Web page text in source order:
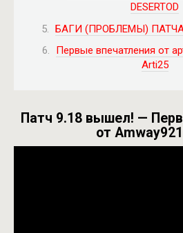
DESERTOD
БАГИ (ПРОБЛЕМЫ) ПАТЧА
Первые впечатления от
Arti25
Патч 9.18 вышел! —
от